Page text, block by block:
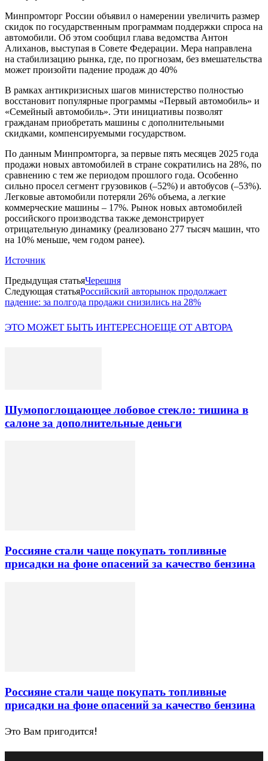
Минпромторг России объявил о намерении увеличить размер
скидок по государственным программам поддержки спроса на
автомобили. Об этом сообщил глава ведомства Антон
Алиханов, выступая в Совете Федерации. Мера направлена
на стабилизацию рынка, где, по прогнозам, без вмешательства
может произойти падение продаж до 40%
В рамках антикризисных шагов министерство полностью
восстановит популярные программы «Первый автомобиль» и
«Семейный автомобиль». Эти инициативы позволят
гражданам приобретать машины с дополнительными
скидками, компенсируемыми государством.
По данным Минпромторга, за первые пять месяцев 2025 года
продажи новых автомобилей в стране сократились на 28%, по
сравнению с тем же периодом прошлого года. Особенно
сильно просел сегмент грузовиков (–52%) и автобусов (–53%).
Легковые автомобили потеряли 26% объема, а легкие
коммерческие машины – 17%. Рынок новых автомобилей
российского производства также демонстрирует
отрицательную динамику (реализовано 277 тысяч машин, что
на 10% меньше, чем годом ранее).
Источник
Предыдущая статьяЧерешня
Следующая статьяРоссийский авторынок продолжает
падение: за полгода продажи снизились на 28%
ЭТО МОЖЕТ БЫТЬ ИНТЕРЕСНОЕЩЕ ОТ АВТОРА
Шумопоглощающее лобовое стекло: тишина в
салоне за дополнительные деньги
Россияне стали чаще покупать топливные
присадки на фоне опасений за качество бензина
Россияне стали чаще покупать топливные
присадки на фоне опасений за качество бензина
Это Вам пригодится!